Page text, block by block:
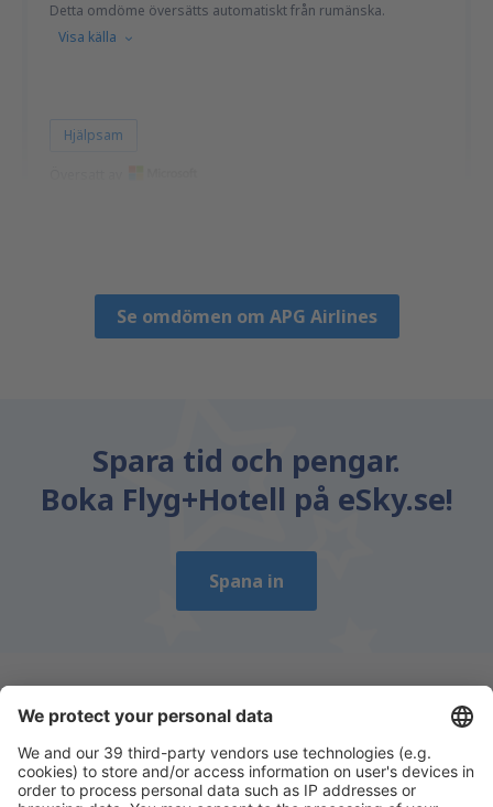
Detta omdöme översätts automatiskt från rumänska.
Visa källa
Hjälpsam
Se omdömen om APG Airlines
Spara tid och pengar.
Boka Flyg+Hotell på eSky.se!
Spana in